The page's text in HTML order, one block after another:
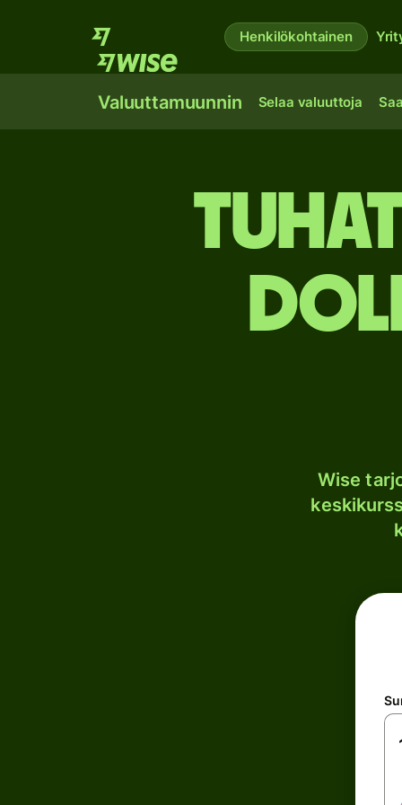
Henkilökohtainen
Valuuttamuunnin Selaa valuuttoja
tuhat
Wise